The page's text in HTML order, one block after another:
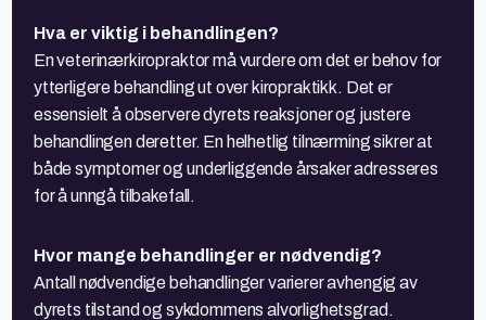
Hva er viktig i behandlingen?
En veterinærkiropraktor må vurdere om det er behov for
ytterligere behandling ut over kiropraktikk. Det er
essensielt å observere dyrets reaksjoner og justere
behandlingen deretter. En helhetlig tilnærming sikrer at
både symptomer og underliggende årsaker adresseres
for å unngå tilbakefall.
Hvor mange behandlinger er nødvendig?
Antall nødvendige behandlinger varierer avhengig av
dyrets tilstand og sykdommens alvorlighetsgrad.